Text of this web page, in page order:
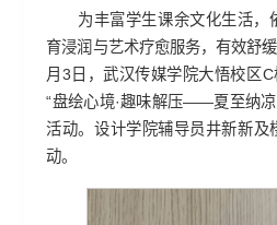
为丰富学生课余文化生活，
育浸润与艺术疗愈服务，有效舒
月3日，武汉传媒学院大悟校区
“盘绘心境·趣味解压——夏至纳凉
活动。设计学院辅导员井新新及
动。